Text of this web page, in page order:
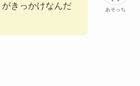
あそっち
きっかけなんだ